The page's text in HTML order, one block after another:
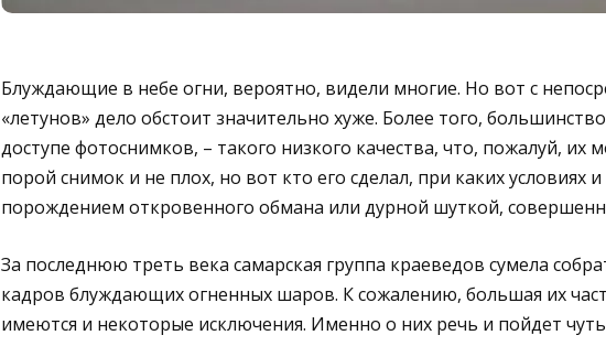
Блуждающие в небе огни, вероятно, видели многие. Но вот с
«летунов» дело обстоит значительно хуже. Более того,
доступе фотоснимков, – такого низкого качества, что, пожалуй, их
порой снимок и не плох, но вот кто его сделал, при каких условиях и
порождением откровенного обмана или дурной шуткой,
За последнюю треть века самарская группа краеведов сумела
кадров блуждающих огненных шаров. К сожалению, большая их
имеются и некоторые исключения. Именно о них речь и пойдет